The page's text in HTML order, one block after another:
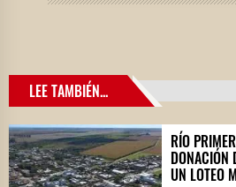
LEE TAMBIÉN...
RÍO
DONACIÓN
UN LOTEO